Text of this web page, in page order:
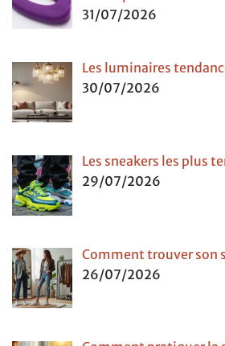
31/07/2026
Les luminaires
30/07/2026
Les sneakers les plus
29/07/2026
Comment trouver son
26/07/2026